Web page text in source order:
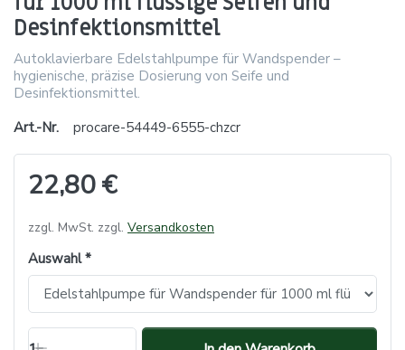
Desinfektionsmittel
Autoklavierbare Edelstahlpumpe für Wandspender –
hygienische, präzise Dosierung von Seife und
Desinfektionsmittel.
Art.-Nr.
procare-54449-6555-chzcr
22,80 €
zzgl. MwSt. zzgl. Versandkosten
Auswahl